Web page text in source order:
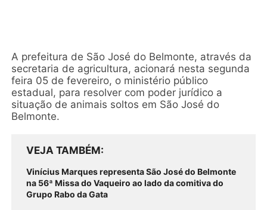
A prefeitura de São José do Belmonte, através da
secretaria de agricultura, acionará nesta segunda
feira 05 de fevereiro, o ministério público
estadual, para resolver com poder jurídico a
situação de animais soltos em São José do
Belmonte.
VEJA TAMBÉM
Vinícius Marques representa São José do Belmonte
na 56ª Missa do Vaqueiro ao lado da comitiva do
Grupo Rabo da Gata